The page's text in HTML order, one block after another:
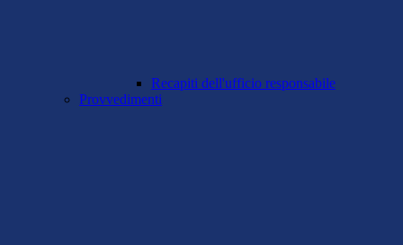
Recapiti dell'ufficio responsabile
Provvedimenti